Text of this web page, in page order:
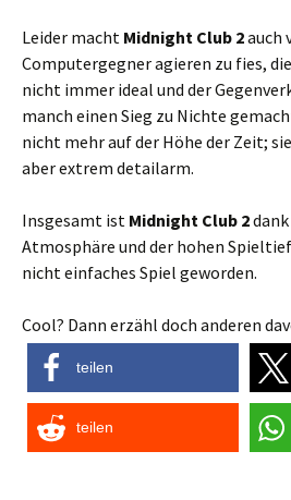
Leider macht Midnight Club 2auch
Computergegner agieren zu fies,
nicht immer ideal und der
manch einen Sieg zu Nichte
nicht mehr auf der Höhe der Zeit;
aber extrem detailarm.
Insgesamt ist Midnight Club 2
Atmosphäre und der hohen
nicht einfaches Spiel geworden.
Cool? Dann erzähl doch anderen
teilen
teilen